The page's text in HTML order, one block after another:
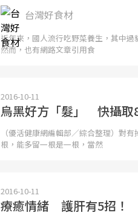
台灣好食材
近年來，國人流行吃野菜養生，其中
然而，也有網路文章引用食
2016-10-11
烏黑好方「髮」 快攝取
（優活健康網編輯部／綜合整理）對
根，能多留一根是一根，當然
2016-10-11
療癒情緒 護肝有5招！